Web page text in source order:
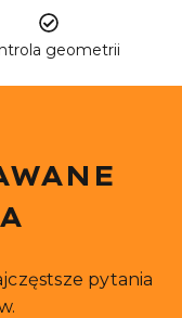
geometrii
pytania